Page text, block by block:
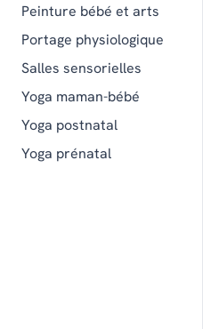
Peinture bébé et arts
Portage physiologique
Salles sensorielles
Yoga maman-bébé
Yoga postnatal
Yoga prénatal